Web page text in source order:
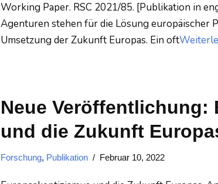
Working Paper. RSC 2021/85. [Publikation in
Agenturen stehen für die Lösung europäischer
Umsetzung der Zukunft Europas. Ein oft
Neue Veröffentlichung:
und die Zukunft
Forschung, Publikation Februar 10, 2022